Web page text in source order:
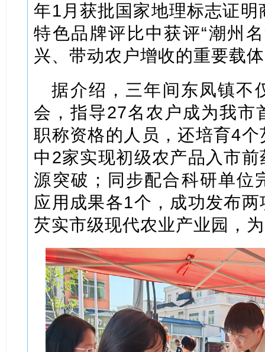
年1月获批国家地理标志证
特色品牌评比中获评“潮州
兴、带动农户增收的重要载
据介绍，三年间东凤镇不
会，指导27名农户成为我市
职称资格的人员，还培育4
中2家实现初级农产品入市
源突破；同步配合科研单位
应用成果各1个，成功发布
芡实市级现代农业产业园，